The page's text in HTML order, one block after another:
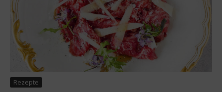
Rezepte